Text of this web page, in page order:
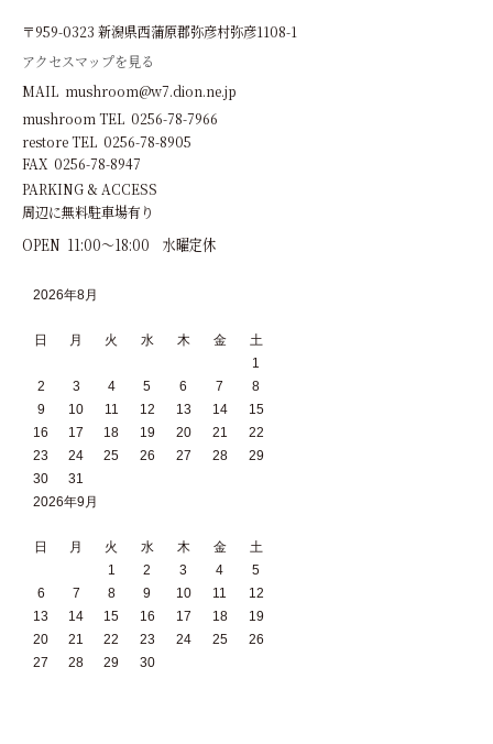
〒959-0323 新潟県西蒲原郡弥彦村弥彦1108-1
アクセスマップを見る
MAIL mushroom@w7.dion.ne.jp
mushroom TEL 0256-78-7966
restore TEL 0256-78-8905
FAX 0256-78-8947
PARKING & ACCESS
周辺に無料駐車場有り
OPEN 11:00～18:00 水曜定休
2026年8月
日 月 火 水 木 金
土
1
2
3 4 5 6 7
8
9
10 11 12 13 14
15
16
17 18 19 20 21
22
23
24 25 26 27 28
29
30
31
2026年9月
日 月 火 水 木 金
土
1
2 3 4
5
6
7 8 9 10 11
12
13
14 15 16 17 18
19
20
21 22 23 24 25
26
27
28 29 30